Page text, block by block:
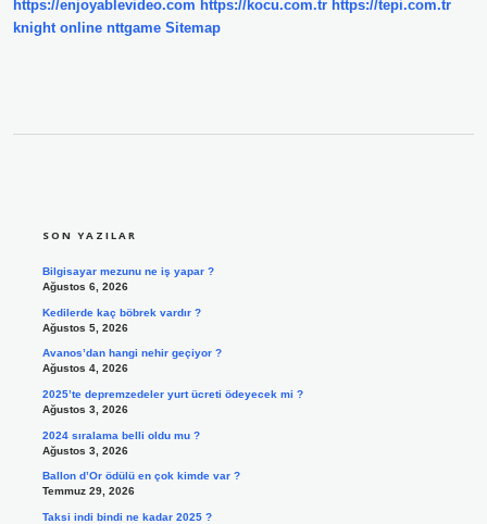
https://enjoyablevideo.com https://kocu.com.tr https://tepi.com.tr
knight online nttgame Sitemap
SON YAZILAR
Bilgisayar mezunu ne iş yapar ?
Ağustos 6, 2026
Kedilerde kaç böbrek vardır ?
Ağustos 5, 2026
Avanos’dan hangi nehir geçiyor ?
Ağustos 4, 2026
2025’te depremzedeler yurt ücreti ödeyecek mi ?
Ağustos 3, 2026
2024 sıralama belli oldu mu ?
Ağustos 3, 2026
Ballon d’Or ödülü en çok kimde var ?
Temmuz 29, 2026
Taksi indi bindi ne kadar 2025 ?